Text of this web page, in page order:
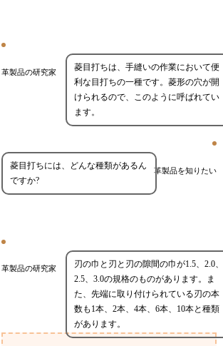
革製品の研究家
菱目打ちは、手縫いの作業において便
利な目打ちの一種です。菱形の穴が開
けられるので、このように呼ばれてい
ます。
革製品を知りたい
菱目打ちには、どんな種類があるん
ですか?
革製品の研究家
刃の巾と刃と刃の隙間の巾が1.5、2.0、
2.5、3.0の規格のものがあります。ま
た、先端に取り付けられている刃の本
数も1本、2本、4本、6本、10本と種類
があります。